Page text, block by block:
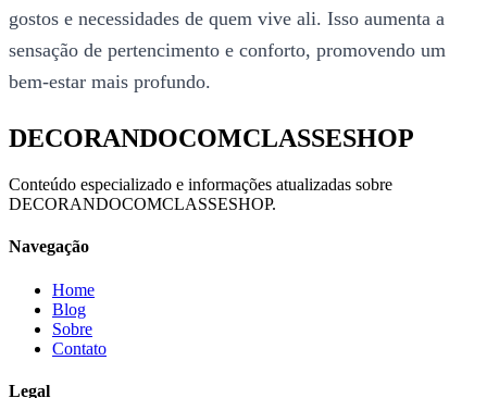
gostos e necessidades de quem vive ali. Isso aumenta a
sensação de pertencimento e conforto, promovendo um
bem-estar mais profundo.
DECORANDOCOMCLASSESHOP
Conteúdo especializado e informações atualizadas sobre
DECORANDOCOMCLASSESHOP.
Navegação
Home
Blog
Sobre
Contato
Legal